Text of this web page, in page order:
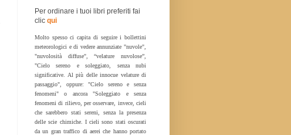
Per ordinare i tuoi libri preferiti fai
clic qui
Molto spesso ci capita di seguire i bollettini
meteorologici e di vedere annunziate "nuvole",
"nuvolosità diffuse", “velature nuvolose”,
"Cielo sereno e soleggiato, senza nubi
significative. Al più delle innocue velature di
passaggio", oppure: "Cielo sereno e senza
fenomeni" o ancora "Soleggiato e senza
fenomeni di rilievo, per osservare, invece, cieli
che sarebbero stati sereni, senza la presenza
delle scie chimiche. I cieli sono stati oscurati
da un gran traffico di aerei che hanno portato